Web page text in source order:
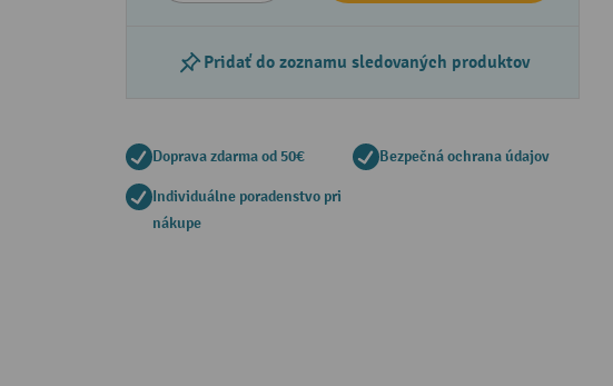
Pridať do zoznamu sledovaných produktov
Doprava zdarma od 50€ Bezpečná ochrana údajov
Individuálne poradenstvo pri
nákupe